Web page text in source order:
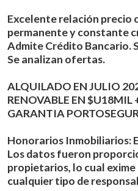
Excelente relación precio
permanente y constante
Admite Crédito Bancario.
Se analizan ofertas.
ALQUILADO EN JULIO
RENOVABLE EN $U18MIL
GARANTIA
Honorarios Inmobiliarios:
Los datos fueron
propietarios, lo cual exime
cualquier tipo de